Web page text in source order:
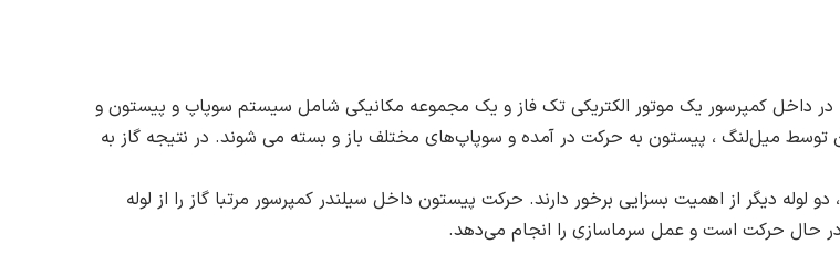
داخل کمپرسور یک موتور الکتریکی تک‌ فاز و یک مجموعه مکانیکی شامل سیستم سوپاپ و پیستون و
توسط میل‌لنگ ، پیستون به حرکت در آمده و سوپاپ‌های مختلف باز و بسته می شوند. در نتیجه گاز به
لوله دیگر از اهمیت بسزایی برخور دارند. حرکت پیستون داخل سیلندر کمپرسور مرتبا گاز را از لوله
در حال حرکت است و عمل سرماسازی را انجام می‌دهد.